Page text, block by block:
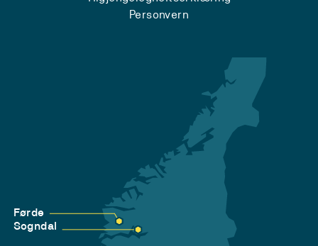
Personvern
Førde
Sogndal